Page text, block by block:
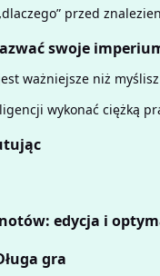
przed
swoje
ważniejsze niż myślisz
wykonać ciężką
edycja i
gra